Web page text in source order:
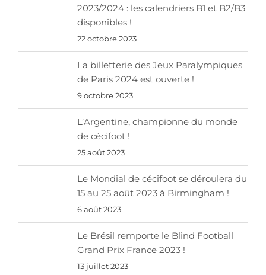
2023/2024 : les calendriers B1 et B2/B3
disponibles !
22 octobre 2023
La billetterie des Jeux Paralympiques
de Paris 2024 est ouverte !
9 octobre 2023
L’Argentine, championne du monde
de cécifoot !
25 août 2023
Le Mondial de cécifoot se déroulera du
15 au 25 août 2023 à Birmingham !
6 août 2023
Le Brésil remporte le Blind Football
Grand Prix France 2023 !
13 juillet 2023